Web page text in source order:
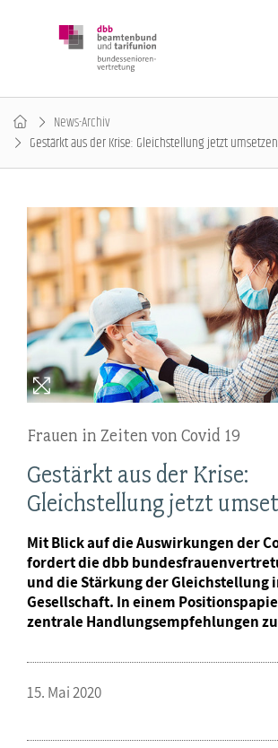
News-Archiv
Gestärkt aus der Krise: Gleichstellung jetzt
Frauen in Zeiten von Covid 19
Gestärkt aus der Krise:
Gleichstellung jetzt
Mit Blick auf die Auswirkungen der
fordert die dbb
und die Stärkung der Gleichstellung
Gesellschaft. In einem
zentrale Handlungsempfehlungen
15. Mai 2020